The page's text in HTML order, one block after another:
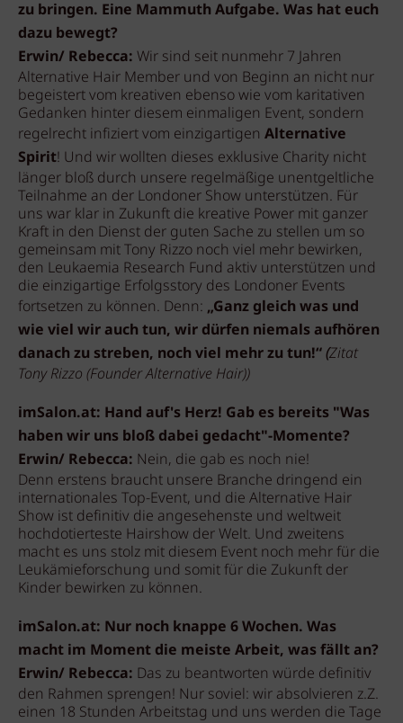
zu bringen. Eine Mammuth Aufgabe. Was hat euch
dazu bewegt?
Erwin/ Rebecca: Wir sind seit nunmehr 7 Jahren
Alternative Hair Member und von Beginn an nicht nur
begeistert vom kreativen ebenso wie vom karitativen
Gedanken hinter diesem einmaligen Event, sondern
regelrecht infiziert vom einzigartigen Alternative
Spirit! Und wir wollten dieses exklusive Charity nicht
länger bloß durch unsere regelmäßige unentgeltliche
Teilnahme an der Londoner Show unterstützen. Für
uns war klar in Zukunft die kreative Power mit ganzer
Kraft in den Dienst der guten Sache zu stellen um so
gemeinsam mit Tony Rizzo noch viel mehr bewirken,
den Leukaemia Research Fund aktiv unterstützen und
die einzigartige Erfolgsstory des Londoner Events
fortsetzen zu können. Denn: „Ganz gleich was und
wie viel wir auch tun, wir dürfen niemals aufhören
danach zu streben, noch viel mehr zu tun!“(Zitat
Tony Rizzo (Founder Alternative Hair))
imSalon.at: Hand auf's Herz! Gab es bereits "Was
haben wir uns bloß dabei gedacht"-Momente?
Erwin/ Rebecca: Nein, die gab es noch nie!
Denn erstens braucht unsere Branche dringend ein
internationales Top-Event, und die Alternative Hair
Show ist definitiv die angesehenste und weltweit
hochdotierteste Hairshow der Welt. Und zweitens
macht es uns stolz mit diesem Event noch mehr für die
Leukämieforschung und somit für die Zukunft der
Kinder bewirken zu können.
imSalon.at: Nur noch knappe 6 Wochen. Was
macht im Moment die meiste Arbeit, was fällt an?
Erwin/ Rebecca: Das zu beantworten würde definitiv
den Rahmen sprengen! Nur soviel: wir absolvieren z.Z.
einen 18 Stunden Arbeitstag und uns werden die Tage